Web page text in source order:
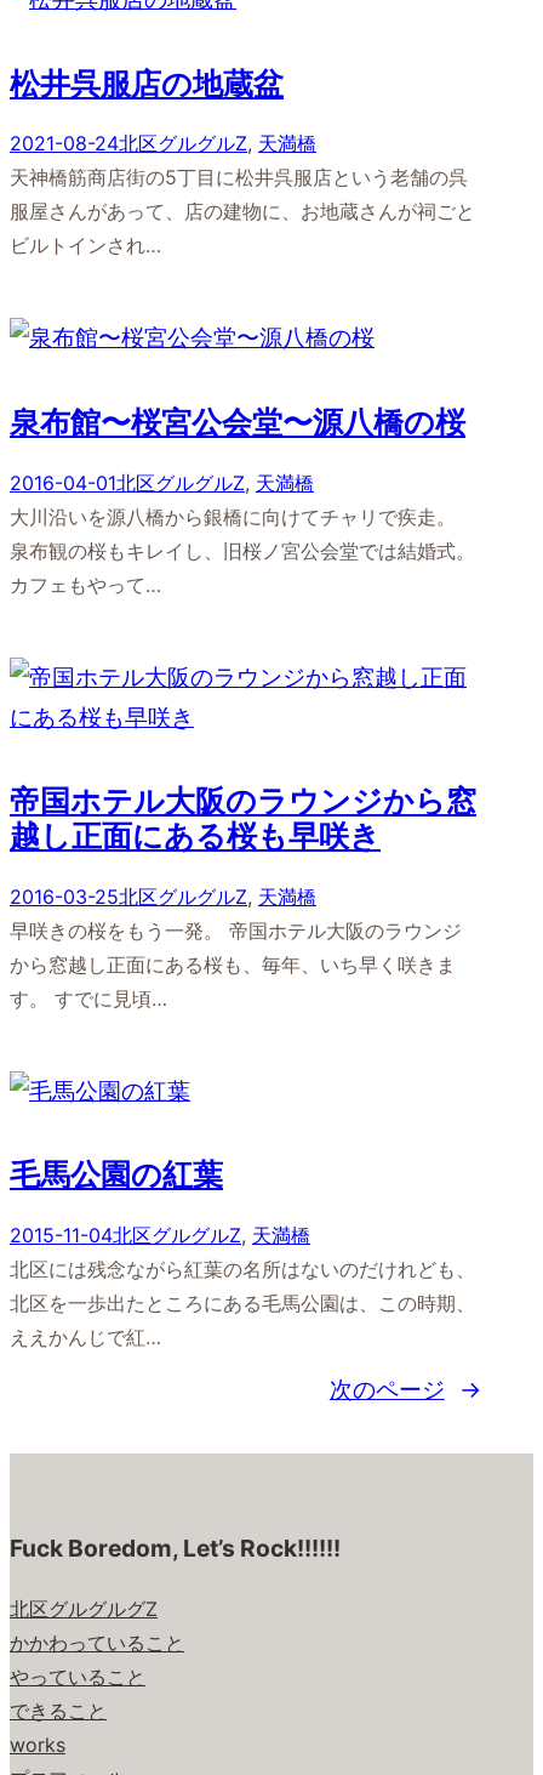
松井呉服店の地蔵盆
2021-08-24北区グルグルZ, 天満橋
天神橋筋商店街の5丁目に松井呉服店という老舗の呉
服屋さんがあって、店の建物に、お地蔵さんが祠ごと
ビルトインされ…
泉布館〜桜宮公会堂〜源八橋の桜
2016-04-01北区グルグルZ, 天満橋
大川沿いを源八橋から銀橋に向けてチャリで疾走。
泉布観の桜もキレイし、旧桜ノ宮公会堂では結婚式。
カフェもやって…
帝国ホテル大阪のラウンジから窓
越し正面にある桜も早咲き
2016-03-25北区グルグルZ, 天満橋
早咲きの桜をもう一発。 帝国ホテル大阪のラウンジ
から窓越し正面にある桜も、毎年、いち早く咲きま
す。 すでに見頃…
毛馬公園の紅葉
2015-11-04北区グルグルZ, 天満橋
北区には残念ながら紅葉の名所はないのだけれども、
北区を一歩出たところにある毛馬公園は、この時期、
ええかんじで紅…
次のページ →
Fuck Boredom, Let’s Rock!!!!!!
北区グルグルグZ
かかわっていること
やっていること
できること
works